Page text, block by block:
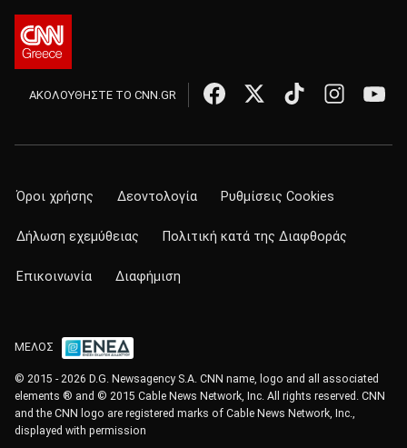
ΑΚΟΛΟΥΘΗΣΤΕ ΤΟ CNN.GR
Όροι χρήσης Δεοντολογία Ρυθμίσεις Cookies
Δήλωση εχεμύθειας Πολιτική κατά της Διαφθοράς
Επικοινωνία Διαφήμιση
ΜΕΛΟΣ
© 2015 - 2026 D.G. Newsagency S.A. CNN name, logo and all associated
elements ® and © 2015 Cable News Network, Inc. All rights reserved. CNN
and the CNN logo are registered marks of Cable News Network, Inc.,
displayed with permission